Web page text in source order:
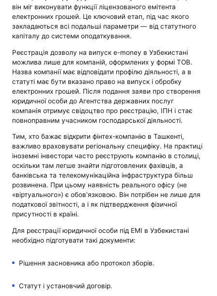
він міг виконувати функції ліцензованого емітента
електронних грошей. Це ключовий етап, під час якого
закладаються всі подальші параметри — від статутного
капіталу до системи оподаткування.
Реєстрація дозволу на випуск e-money в Узбекистані
можлива лише для компаній, оформлених у формі ТОВ.
Назва компанії має відповідати профілю діяльності, а в
статуті має бути вказано право на випуск і обробку
електронних грошей. Після подання заяви про створення
юридичної особи до Агентства державних послуг
компанія отримує свідоцтво про реєстрацію, ІПН і стає
повноправним учасником господарської діяльності.
Тим, хто бажає відкрити фінтех-компанію в Ташкенті,
важливо враховувати регіональну специфіку. На практиці
іноземні інвестори часто реєструють компанію в столиці,
оскільки там легше знайти підготовлених фахівців, а
банківська та телекомунікаційна інфраструктура більш
розвинена. При цьому наявність реального офісу (не
«віртуального») є обов’язковою. Він потрібен не лише для
податкової звітності, а і як підтвердження фізичної
присутності в країні.
Для реєстрації юридичної особи під EMI в Узбекистані
необхідно підготувати такі документи:
Рішення засновника або протокол зборів.
Статут і установчий договір.